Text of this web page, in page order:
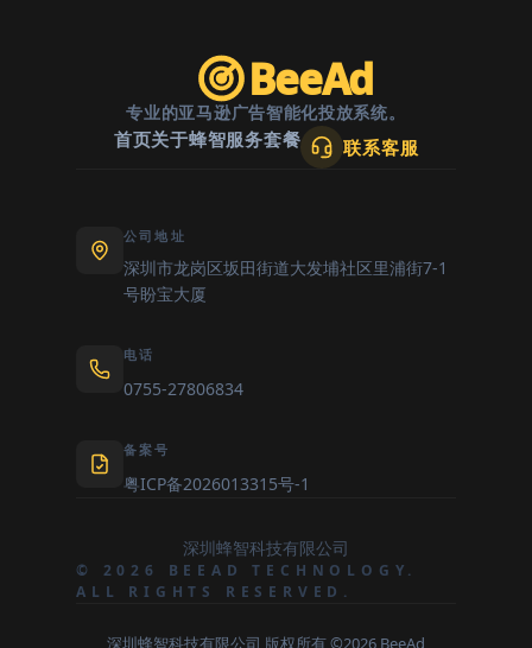
BeeAd
专业的亚马逊广告智能化投放系统。
首页关于蜂智服务套餐 联系客服
公司地址
深圳市龙岗区坂田街道大发埔社区里浦街7-1
号盼宝大厦
电话
0755-27806834
备案号
粤ICP备2026013315号-1
深圳蜂智科技有限公司
© 2026 BEEAD TECHNOLOGY.
ALL RIGHTS RESERVED.
深圳蜂智科技有限公司 版权所有 ©2026 BeeAd